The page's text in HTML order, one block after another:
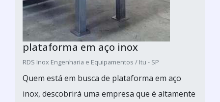
plataforma em aço inox
RDS Inox Engenharia e Equipamentos / Itu - SP
Quem está em busca de plataforma em aço
inox, descobrirá uma empresa que é altamente